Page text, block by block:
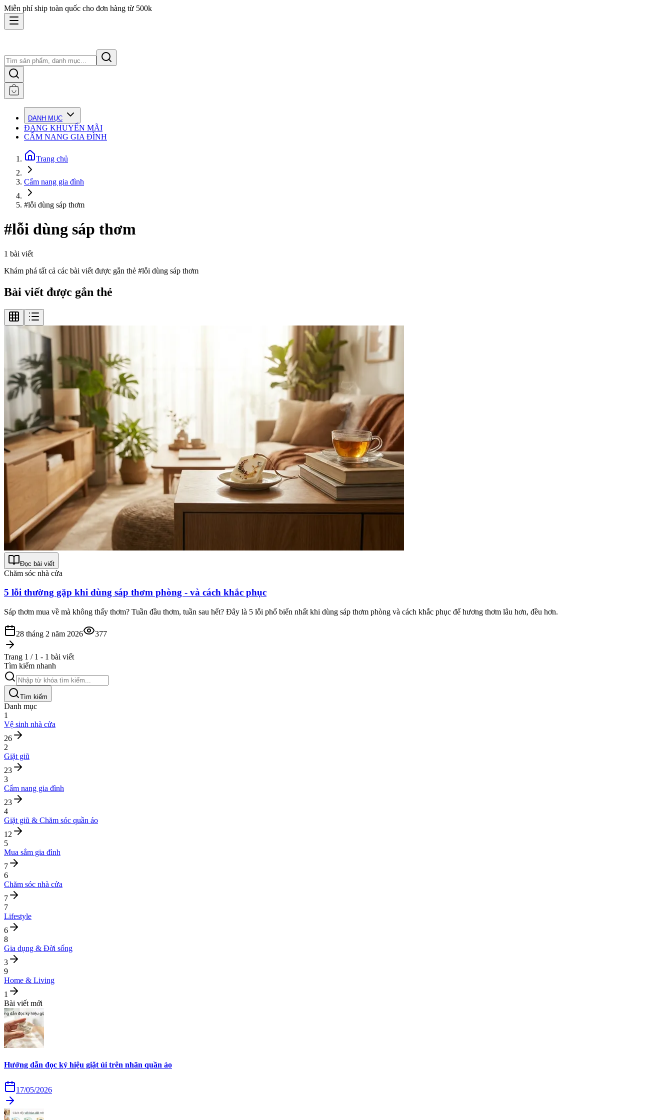
Miễn phí ship toàn quốc cho đơn hàng từ 500k
DANH MỤC
ĐANG KHUYẾN MÃI
CẨM NANG GIA ĐÌNH
Trang chủ
Cẩm nang gia đình
#lỗi dùng sáp thơm
#lỗi dùng sáp thơm
1 bài viết
Khám phá tất cả các bài viết được gắn thẻ #lỗi dùng sáp thơm
Bài viết được gắn thẻ
Đọc bài viết
Chăm sóc nhà cửa
5 lỗi thường gặp khi dùng sáp thơm phòng - và cách khắc phục
Sáp thơm mua về mà không thấy thơm? Tuần đầu thơm, tuần sau hết? Đây là 5 lỗi phổ biến nhất khi dùng sáp thơm phòng và cách khắc phục để hương thơm lâu hơn, đều hơn.
28 tháng 2 năm 2026 377
Trang 1 / 1 - 1 bài viết
Tìm kiếm nhanh
Tìm kiếm
Danh mục
1
Vệ sinh nhà cửa
26
2
Giặt giũ
23
3
Cẩm nang gia đình
23
4
Giặt giũ & Chăm sóc quần áo
12
5
Mua sắm gia đình
7
6
Chăm sóc nhà cửa
7
7
Lifestyle
6
8
Gia dụng & Đời sống
3
9
Home & Living
1
Bài viết mới
Hướng dẫn đọc ký hiệu giặt ủi trên nhãn quần áo
17/05/2026